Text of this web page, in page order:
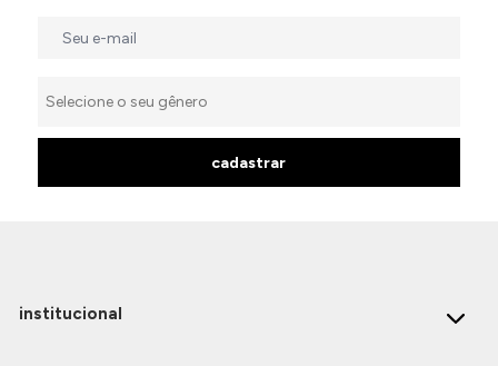
cadastrar
institucional